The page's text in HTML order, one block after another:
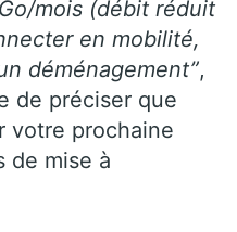
mois (débit réduit
en mobilité,
déménagement”,
de préciser que
votre prochaine
de mise à